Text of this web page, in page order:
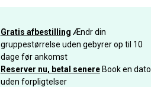
Gratis afbestilling Ændr din
gruppestørrelse uden gebyrer op til 10
dage før ankomst
Reserver nu, betal senereBook en dato
uden forpligtelser